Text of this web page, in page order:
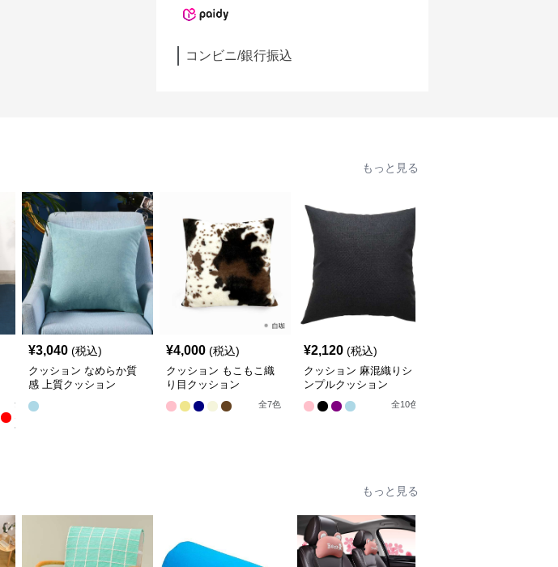
コンビニ/銀行振込
もっと見る
全
色
¥3,040 (税込)
クッション なめらか質
感 上質クッション
¥4,000 (税込)
クッション もこもこ織
り目クッション
全7色
¥2,120 (税込)
クッション 麻混織りシ
ンプルクッション
全10色
もっと見る